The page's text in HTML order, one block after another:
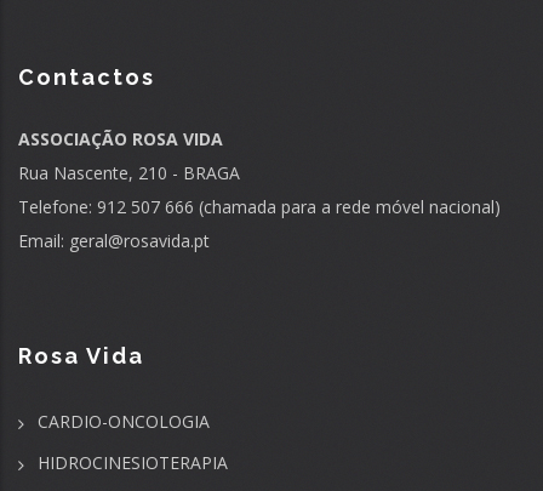
Contactos
ASSOCIAÇÃO ROSA VIDA
Rua Nascente, 210 - BRAGA
Telefone: 912 507 666 (chamada para a rede móvel nacional)
Email: geral@rosavida.pt
Rosa Vida
CARDIO-ONCOLOGIA
HIDROCINESIOTERAPIA